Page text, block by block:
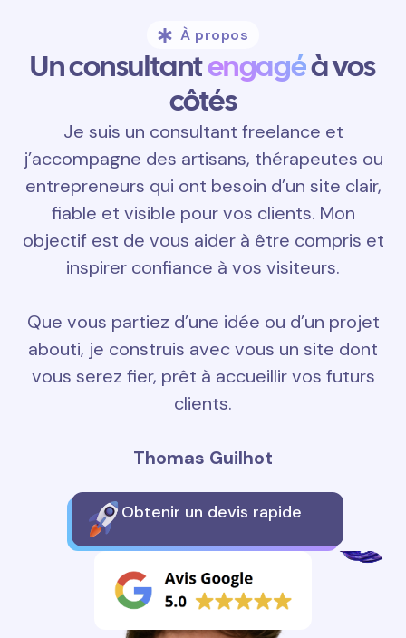
À propos
Un consultantengagéà vos
côtés
Je suis un consultant freelance et
j’accompagne des artisans, thérapeutes ou
entrepreneurs qui ont besoin d’un site clair,
fiable et visible pour vos clients. Mon
objectif est de vous aider à être compris et
inspirer confiance à vos visiteurs.
Que vous partiez d’une idée ou d’un projet
abouti, je construis avec vous un site dont
vous serez fier, prêt à accueillir vos futurs
clients.
Thomas Guilhot
Obtenir un devis rapide